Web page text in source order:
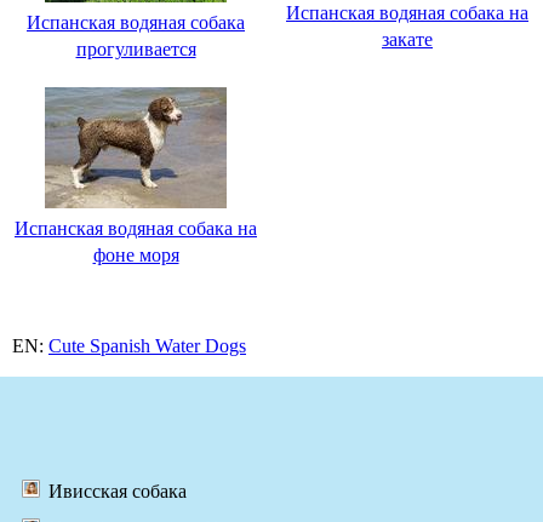
Испанская водяная собака
прогуливается
Испанская водяная собака на
закате
Испанская водяная собака на
фоне моря
EN: Cute Spanish Water Dogs
Ивисская собака